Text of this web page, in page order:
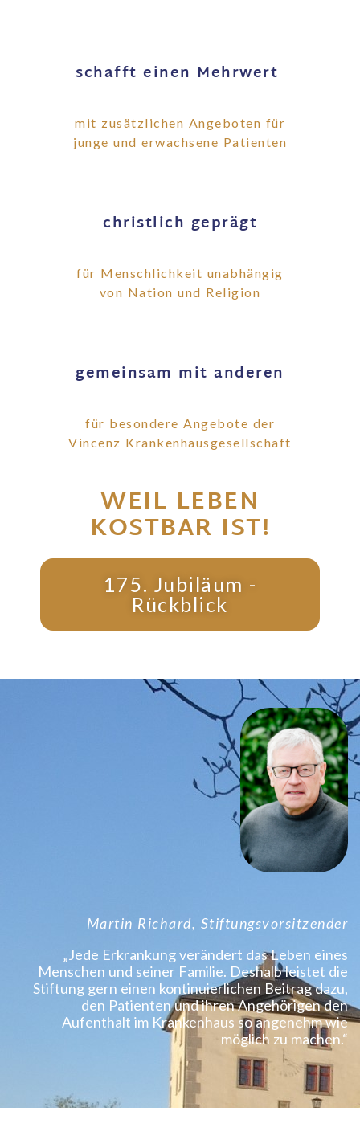
schafft einen Mehrwert
mit zusätzlichen Angeboten für
junge und erwachsene Patienten
christlich geprägt
für Menschlichkeit unabhängig
von Nation und Religion
gemeinsam mit anderen
für besondere Angebote der
Vincenz Krankenhausgesellschaft
WEIL LEBEN
KOSTBAR IST!
175. Jubiläum -
Rückblick
Martin Richard, Stiftungsvorsitzender
„Jede Erkrankung verändert das Leben eines
Menschen und seiner Familie. Deshalb leistet die
Stiftung gern einen kontinuierlichen Beitrag dazu,
den Patienten und ihren Angehörigen den
Aufenthalt im Krankenhaus so angenehm wie
möglich zu machen.“